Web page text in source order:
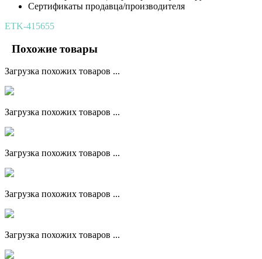
Сертификаты продавца/производителя
ETK-415655
Похожие товары
Загрузка похожих товаров ...
Загрузка похожих товаров ...
Загрузка похожих товаров ...
Загрузка похожих товаров ...
Загрузка похожих товаров ...